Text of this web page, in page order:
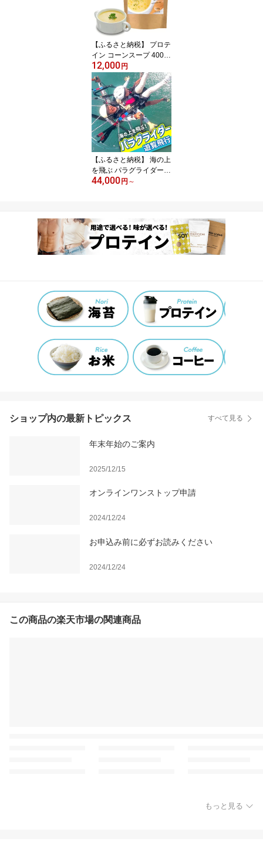
つまみ 日本酒 グルメ 高
級 国産 ごはん 宮城県 七
ヶ浜町 ｜nn-wg02-R8
【ふるさと納税】 プロテ
イン コーンスープ 400g
｜ ハイクリアー インス
タント 男性 女性 子供 朝
食 送料無料 国産 日本製
ぷろていん タンパク質
たんぱく質 ビタミン 栄
養 健康 筋トレ ダイエッ
ト トレーニング 宮城県
七ヶ浜 ｜ hk-pts-cs400
12,000円
【ふるさと納税】 海の上
を飛ぶ パラグライダー
遊覧飛行｜ 体験 スカイ
ヶ浜 ｜ ko-para
44,000円 ～
ショップ内の最新トピックス すべて見る
年末年始のご案内
2025/12/15
オンラインワンストップ申請
2024/12/24
お申込み前に必ずお読みください
2024/12/24
この商品の楽天市場の関連商品
もっと見る